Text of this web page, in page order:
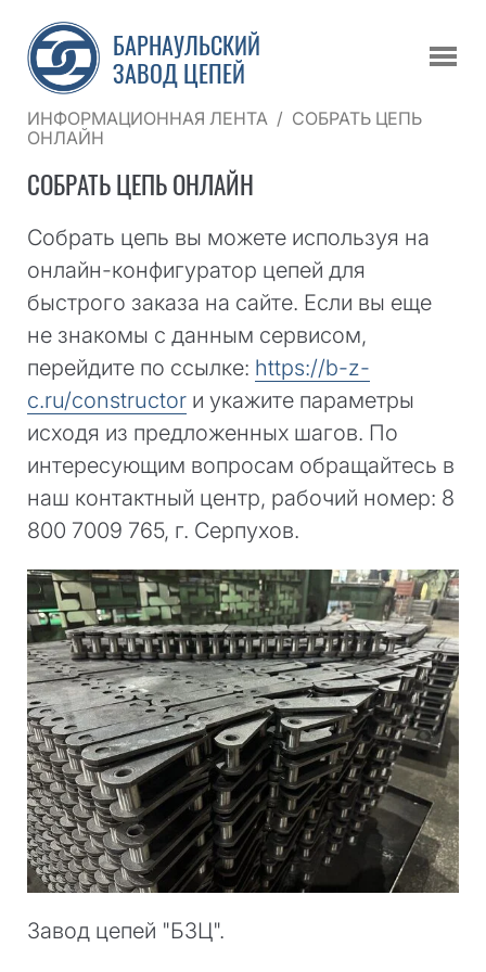
БАРНАУЛЬСКИЙ
ЗАВОД ЦЕПЕЙ
ИНФОРМАЦИОННАЯ ЛЕНТА / СОБРАТЬ ЦЕПЬ
ОНЛАЙН
СОБРАТЬ ЦЕПЬ ОНЛАЙН
Собрать цепь вы можете используя на
онлайн-конфигуратор цепей для
быстрого заказа на сайте. Если вы еще
не знакомы с данным сервисом,
перейдите по ссылке: https://b-z-
c.ru/constructor и укажите параметры
исходя из предложенных шагов. По
интересующим вопросам обращайтесь в
наш контактный центр, рабочий номер: 8
800 7009 765, г. Серпухов.
Завод цепей "БЗЦ".